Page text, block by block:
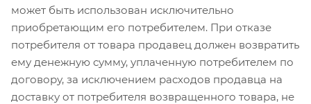
может быть использован исключительно
приобретающим его потребителем. При отказе
потребителя от товара продавец должен возвратить
ему денежную сумму, уплаченную потребителем по
договору, за исключением расходов продавца на
доставку от потребителя возвращенного товара, не